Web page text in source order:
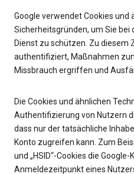
Google verwendet Cookies und
Sicherheitsgründen, um Sie
Dienst zu schützen. Zu diesem
authentifiziert, Maßnahmen
Missbrauch ergriffen und
Die Cookies und ähnlichen
Authentifizierung von Nutzern
dass nur der tatsächliche
Konto zugreifen kann. Zum
und „HSID“-Cookies die
Anmeldezeitpunkt eines